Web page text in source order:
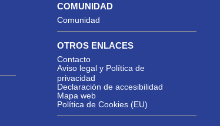
COMUNIDAD
Comunidad
OTROS ENLACES
Contacto
Aviso legal y Política de
privacidad
Declaración de accesibilidad
Mapa web
Política de Cookies (EU)